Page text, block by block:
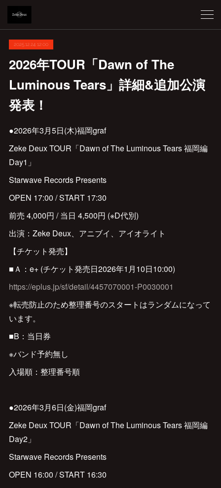
2025.12.24 12:00
2026年TOUR「Dawn of The
Luminous Tears」詳細&追加公演
発表！
●2026年3月5日(木)福岡graf
Zeke Deux TOUR「Dawn of The Luminous Tears 福岡編
Day1」
Starwave Records Presents
OPEN 17:00 / START 17:30
前売 4,000円 / 当日 4,500円 (※D代別)
出演：Zeke Deux、アニブイ、アイオライト
【チケット発売】
■Ａ：e+ (チケット発売日2026年1月10日10:00)
https://eplus.jp/sf/detail/4457070001-P0030001
※転売防止のため整理番号のスタートはランダムになって
います。
■B：当日券
※バンド予約無し
入場順：整理番号順
●2026年3月6日(金)福岡graf
Zeke Deux TOUR「Dawn of The Luminous Tears 福岡編
Day2」
Starwave Records Presents
OPEN 16:00 / START 16:30